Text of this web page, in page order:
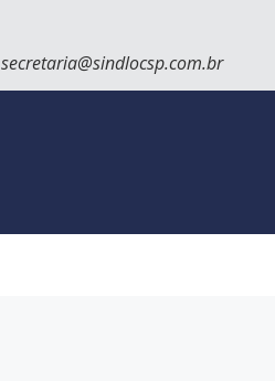
secretaria@sindlocsp.com.br